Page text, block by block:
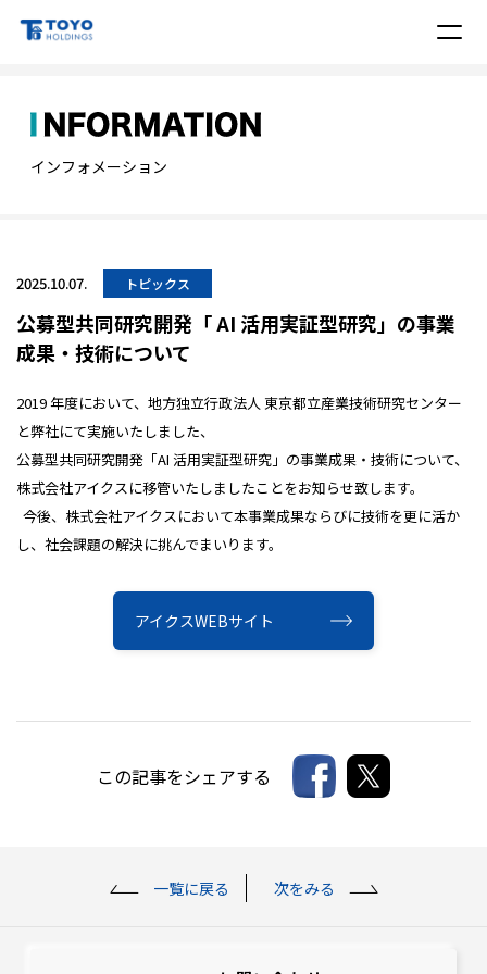
インフォメーション
2025.10.07. トピックス
公募型共同研究開発「 AI 活用実証型研究」の事業
成果・技術について
2019 年度において、地方独立行政法人 東京都立産業技術研究センター
と弊社にて実施いたしました、
公募型共同研究開発「AI 活用実証型研究」の事業成果・技術について、
株式会社アイクスに移管いたしましたことをお知らせ致します。
今後、株式会社アイクスにおいて本事業成果ならびに技術を更に活か
し、社会課題の解決に挑んでまいります。
アイクスWEBサイト
この記事をシェアする
一覧に戻る 次をみる